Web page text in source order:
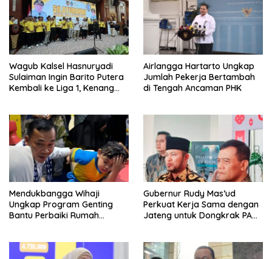
Wagub Kalsel Hasnuryadi
Sulaiman Ingin Barito Putera
Kembali ke Liga 1, Kenang
Airlangga Hartarto Ungkap
Jumlah Pekerja Bertambah
di Tengah Ancaman PHK
Mendukbangga Wihaji
Ungkap Program Genting
Bantu Perbaiki Rumah
Gubernur Rudy Mas’ud
Perkuat Kerja Sama dengan
Jateng untuk Dongkrak PAD